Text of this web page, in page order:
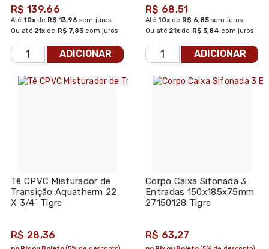
R$ 139,66
Até10xde R$ 13,96 sem juros
Ou até 21x de R$ 7,83 com juros
ADICIONAR
R$ 68,51
Até10xde R$ 6,85 sem juros
Ou até 21x de R$ 3,84 com juros
ADICIONAR
Tê CPVC Misturador de
Transição Aquatherm 22
X 3/4´ Tigre
R$ 28,36
Corpo Caixa Sifonada 3
Entradas 150x185x75mm
27150128 Tigre
R$ 63,27